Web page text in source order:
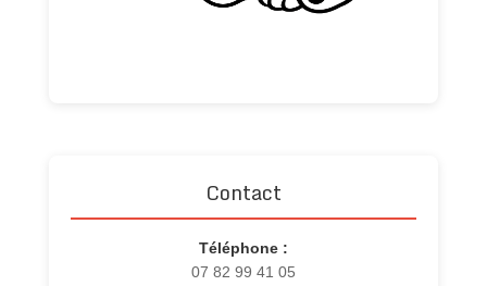
Contact
Téléphone :
07 82 99 41 05